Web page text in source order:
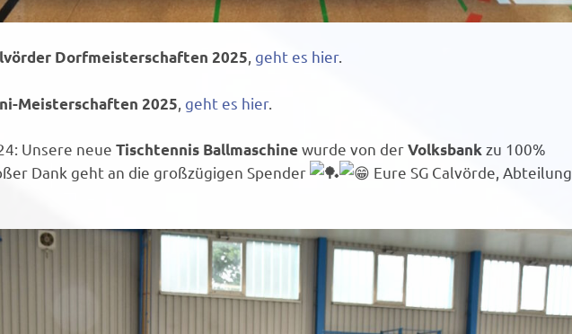
Dorfmeisterschaften 2025, geht es hier.
Meisterschaften 2025 geht es hier.
Unsere neueTischtennis Ballmaschinewurde von derVolksbankzu 100%
Dank geht an die großzügigen Spender
Eure SG Calvörde, Abteilung